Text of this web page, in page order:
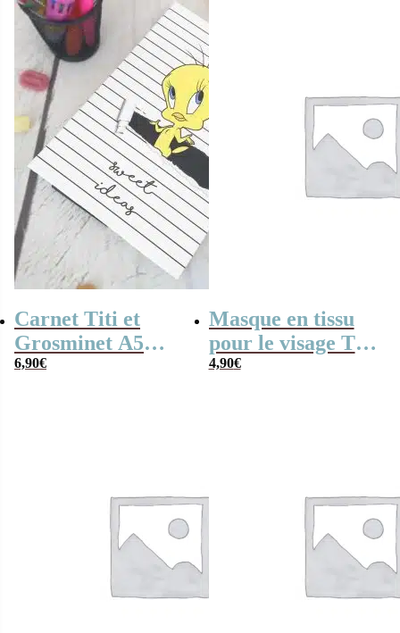
Carnet Titi et
Grosminet A5
avec couverture
6,90€
Masque en tissu
pour le visage Titi
– Looney Tunes
4,90€